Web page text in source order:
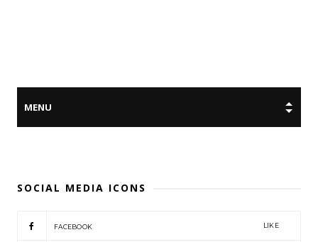
SOCIAL MEDIA ICONS
FACEBOOK LIKE